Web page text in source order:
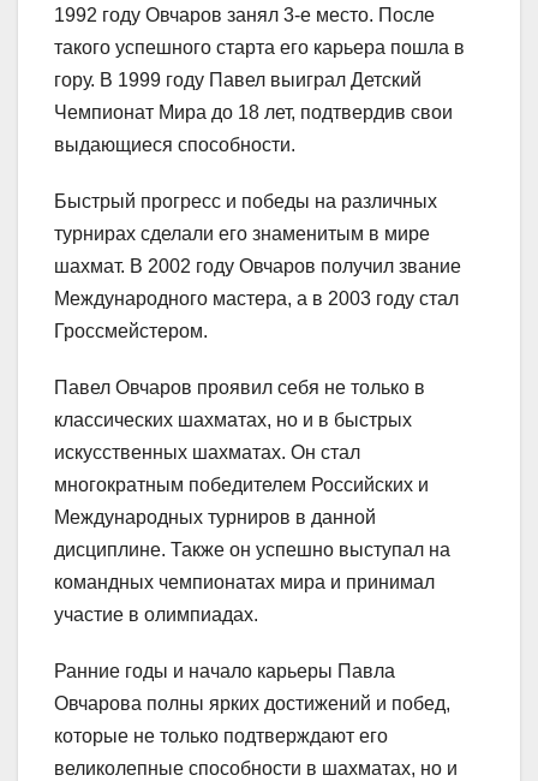
1992 году Овчаров занял 3-е место. После
такого успешного старта его карьера пошла в
гору. В 1999 году Павел выиграл Детский
Чемпионат Мира до 18 лет, подтвердив свои
выдающиеся способности.
Быстрый прогресс и победы на различных
турнирах сделали его знаменитым в мире
шахмат. В 2002 году Овчаров получил звание
Международного мастера, а в 2003 году стал
Гроссмейстером.
Павел Овчаров проявил себя не только в
классических шахматах, но и в быстрых
искусственных шахматах. Он стал
многократным победителем Российских и
Международных турниров в данной
дисциплине. Также он успешно выступал на
командных чемпионатах мира и принимал
участие в олимпиадах.
Ранние годы и начало карьеры Павла
Овчарова полны ярких достижений и побед,
которые не только подтверждают его
великолепные способности в шахматах, но и